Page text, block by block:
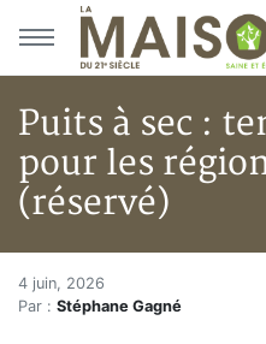
Aller au menu principal
Aller au contenu principal
Puits à sec :
pour les
(réservé)
Accueil
Articles
Puits à sec :
4 juin, 2026
Par : Stéphane Gagné